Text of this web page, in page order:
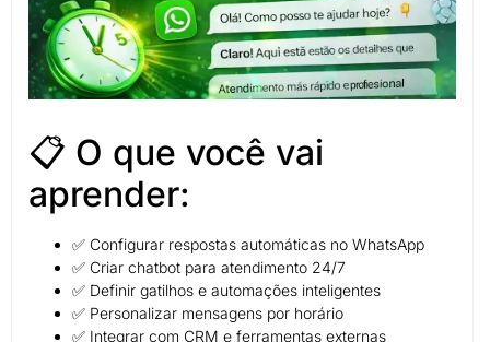
📋 O que você vai
aprender:
✅ Configurar respostas automáticas no WhatsApp
✅ Criar chatbot para atendimento 24/7
✅ Definir gatilhos e automações inteligentes
✅ Personalizar mensagens por horário
✅ Integrar com CRM e ferramentas externas